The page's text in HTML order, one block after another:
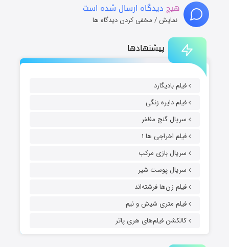
پیشنهادها
فیلم بادیگارد
فیلم دایره زنگی
سریال گنج مظفر
فیلم اخراجی ها ۱
سریال بازی مرکب
سریال پوست شیر
فیلم زن‌ها فرشته‌اند
فیلم متری شیش و نیم
کالکشن فیلم‌های هری پاتر
هیچ دیدگاه ارسال شده است
نمایش / مخفی کردن دیدگاه ها